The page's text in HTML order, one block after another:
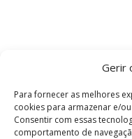
Gerir
Para fornecer as melhores
cookies para armazenar e/
Consentir com essas
comportamento de